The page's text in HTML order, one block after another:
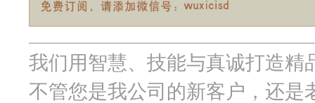
我们用智慧、技能与真诚打造精
不管您是我公司的新客户，还